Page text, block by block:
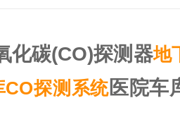
化碳(CO)探测器地
CO探测系统医院车